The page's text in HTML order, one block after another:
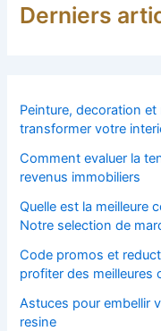
Derniers
Peinture, decoration
transformer votre
Comment evaluer la
revenus immobiliers
Quelle est la meilleure
Notre selection de
Code promos et
profiter des meilleures
Astuces pour embellir
resine